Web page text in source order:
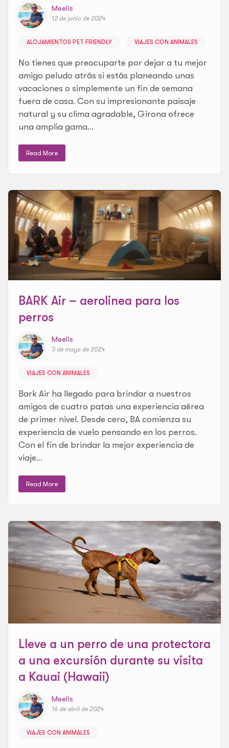
Meelis
12 de junio de 2024
ALOJAMIENTOS PET FRIENDLY VIAJES CON ANIMALES
No tienes que preocuparte por dejar a tu mejor
amigo peludo atrás si estás planeando unas
vacaciones o simplemente un fin de semana
fuera de casa. Con su impresionante paisaje
natural y su clima agradable, Girona ofrece
una amplia gama...
Read More
BARK Air – aerolinea para los
perros
Meelis
3 de mayo de 2024
VIAJES CON ANIMALES
Bark Air ha llegado para brindar a nuestros
amigos de cuatro patas una experiencia aérea
de primer nivel. Desde cero, BA comienza su
experiencia de vuelo pensando en los perros.
Con el fin de brindar la mejor experiencia de
viaje...
Read More
Lleve a un perro de una protectora
a una excursión durante su visita
a Kauai (Hawaii)
Meelis
16 de abril de 2024
VIAJES CON ANIMALES